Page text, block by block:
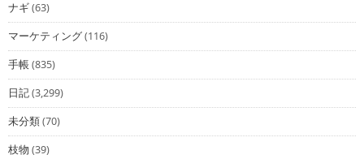
ナギ(63)
マーケティング(116)
手帳(835)
日記(3,299)
未分類(70)
枝物 (39)